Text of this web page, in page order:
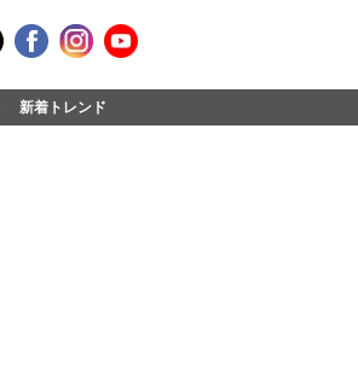
新着トレンド